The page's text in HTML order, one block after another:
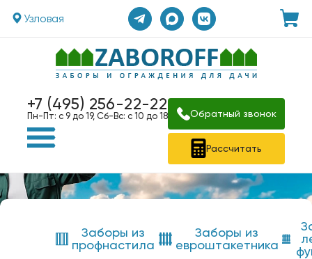
Узловая
+7 (495) 256-22-22
Пн-Пт: с 9 до 19, Сб-Вс: с 10 до 18 Обратный звонок
Рассчитать
Заборы из
профнастила
Заборы из
евроштакетника